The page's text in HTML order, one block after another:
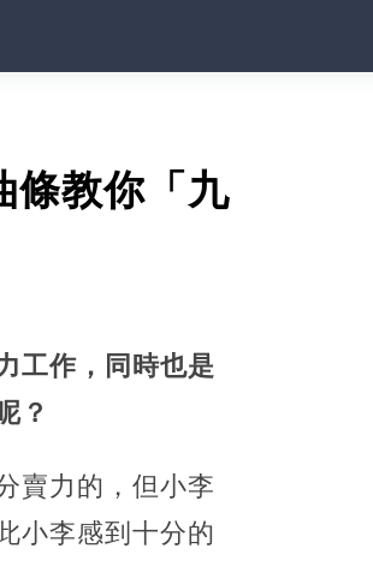
條教你「九
工作，同時也是
？
賣力的，但小李
小李感到十分的